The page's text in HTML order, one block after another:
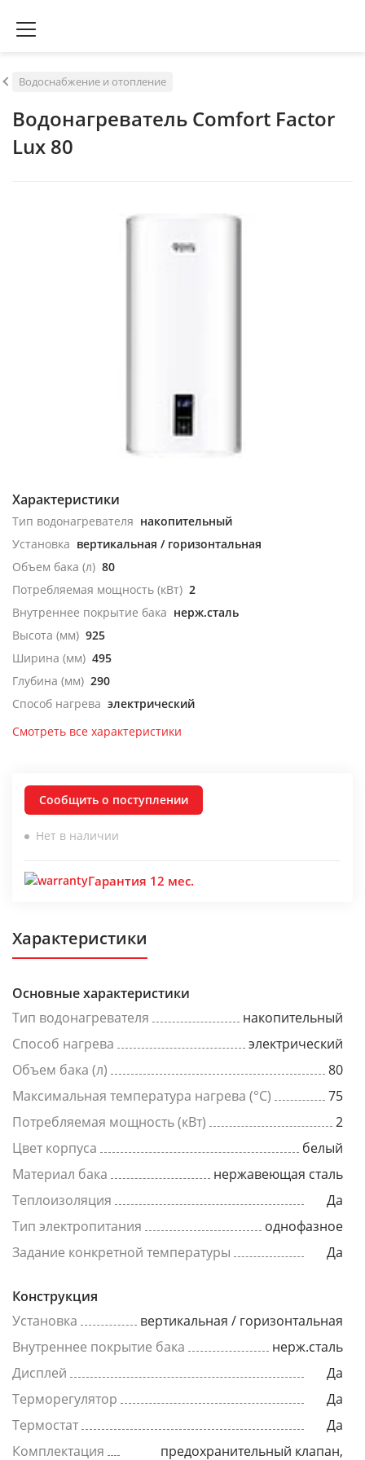
Водоснабжение и отопление
Водонагреватель Comfort Factor
Lux 80
Характеристики
Тип водонагревателя накопительный
Установка вертикальная / горизонтальная
Объем бака (л) 80
Потребляемая мощность (кВт) 2
Внутреннее покрытие бака нерж.сталь
Высота (мм) 925
Ширина (мм) 495
Глубина (мм) 290
Способ нагрева электрический
Смотреть все характеристики
Сообщить о поступлении
Нет в наличии
Гарантия 12 мес.
Характеристики
Основные характеристики
Тип водонагревателя
накопительный
Способ нагрева
электрический
Объем бака (л)
80
Максимальная температура нагрева (°C)
75
Потребляемая мощность (кВт)
2
Цвет корпуса
белый
Материал бака
нержавеющая сталь
Теплоизоляция
Да
Тип электропитания
однофазное
Задание конкретной температуры
Да
Конструкция
Установка
вертикальная / горизонтальная
Внутреннее покрытие бака
нерж.сталь
Дисплей
Да
Терморегулятор
Да
Термостат
Да
Комплектация
предохранительный клапан,